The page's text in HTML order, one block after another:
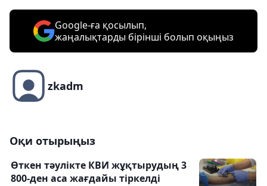
Google-ға қосылып,
жаңалықтарды бірінші болып оқыңыз
zkadm
Оқи отырыңыз
Өткен тәулікте КВИ жұқтырудың 3
800-ден аса жағдайы тіркелді